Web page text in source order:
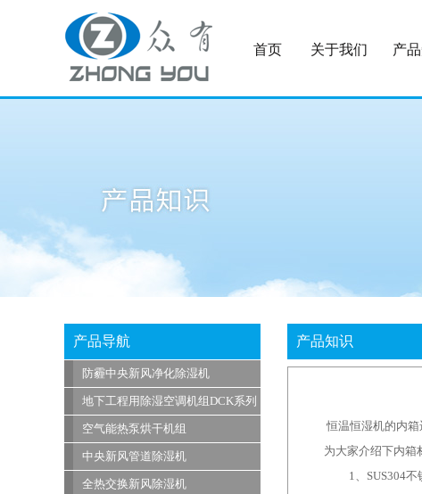
首页 关于我们 产
产品导航
防霾中央新风净化除湿机
地下工程用除湿空调机组DCK系列
空气能热泵烘干机组
中央新风管道除湿机
全热交换新风除湿机
产品知识
恒温恒湿机的内
为大家介绍下内箱
1、SUS304不